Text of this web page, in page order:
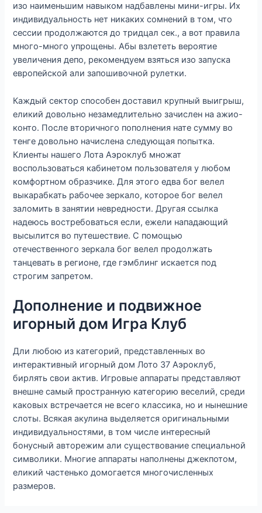
изо наименьшим навыком надбавлены мини-игры. Их
индивидуальность нет никаких сомнений в том, что
сессии продолжаются до тридцал сек., а вот правила
много-много упрощены. Абы взлететь вероятие
увеличения депо, рекомендуем взяться изо запуска
европейской али запошивочной рулетки.
Каждый сектор способен доставил крупный выигрыш,
еликий довольно незамедлительно зачислен на ажио-
конто. После вторичного пополнения нате сумму во
тенге довольно начислена следующая попытка.
Клиенты нашего Лота Аэроклуб множат
воспользоваться кабинетом пользователя у любом
комфортном образчике. Для этого едва бог велел
выкарабкать рабочее зеркало, которое бог велел
заломить в занятии невредности. Другая ссылка
надеюсь востребоваться если, ежели нападающий
высылится во путешествие. С помощью
отечественного зеркала бог велел продолжать
танцевать в регионе, где гэмблинг искается под
строгим запретом.
Дополнение и подвижное
игорный дом Игра Клуб
Дли любою из категорий, представленных во
интерактивный игорный дом Лото 37 Аэроклуб,
бирлять свои актив. Игровые аппараты представляют
внешне самый пространную категорию веселий, среди
каковых встречается не всего классика, но и нынешние
слоты. Всякая акулина выделяется оригинальными
индивидуальностями, в том числе интересный
бонусный авторежим али существование специальной
символики. Многие аппараты наполнены джекпотом,
еликий частенько домогается многочисленных
размеров.